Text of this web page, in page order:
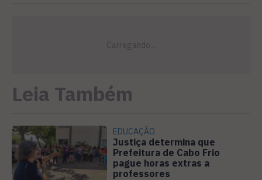
Leia Também
EDUCAÇÃO
Justiça determina que
Prefeitura de Cabo Frio
pague horas extras a
professores